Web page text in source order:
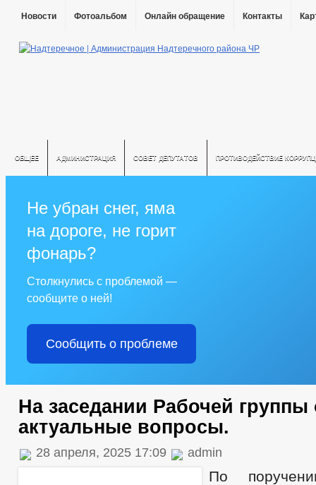
Новости Фотоальбом Онлайн обращение Контакты
ОБЩЕЕ АДМИНИСТРАЦИЯ СОВЕТ ДЕПУТАТОВ ПРОТИВОДЕЙСТВИЕ
Не убран снег, яма
на дороге, не горит
фонарь?
Столкнулись с проблемой —
сообщите о ней!
Сообщить о проблеме
На заседании Рабочей группы
актуальные вопросы.
28 апреля, 2025 17:09 admin
По